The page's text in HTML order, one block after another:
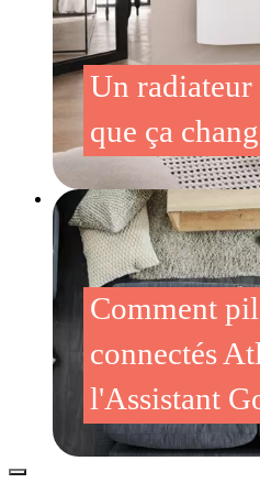
Un radiateur
que ça
Comment
connectés
l'Assistant